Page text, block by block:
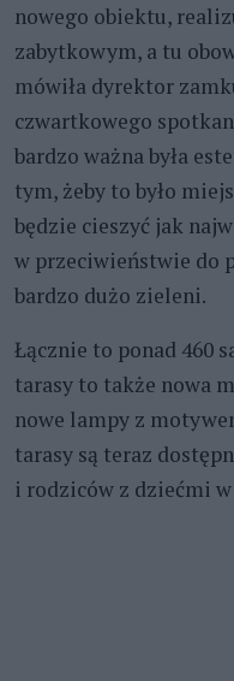
nowego obiektu,
zabytkowym, a tu
mówiła dyrektor
czwartkowego
bardzo ważna była
tym, żeby to było
będzie cieszyć jak
w przeciwieństwie do
bardzo dużo zieleni.
Łącznie to ponad 460
tarasy to także nowa
nowe lampy z
tarasy są teraz
i rodziców z dziećmi